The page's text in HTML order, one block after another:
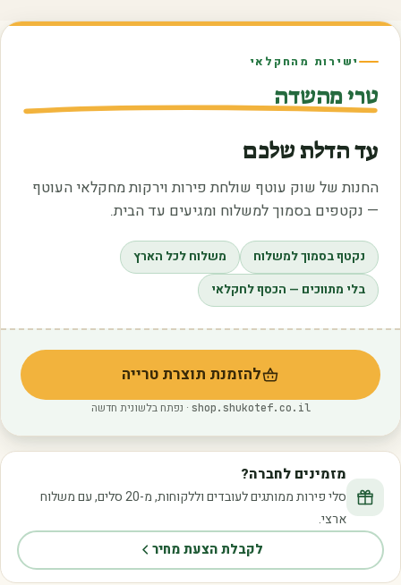
ישירות מהחקלאי
טרי מהשדה
עד הדלת שלכם
החנות של שוק עוטף שולחת פירות וירקות מחקלאי העוטף
— נקטפים בסמוך למשלוח ומגיעים עד הבית.
נקטף בסמוך למשלוח
משלוח לכל הארץ
בלי מתווכים — הכסף לחקלאי
להזמנת תוצרת טרייה
(נפתח בלשונית חדשה)
shop.shukotef.co.il · נפתח בלשונית חדשה
מזמינים לחברה?
סלי פירות ממותגים לעובדים וללקוחות, מ-20 סלים, עם משלוח
ארצי.
לקבלת הצעת מחיר